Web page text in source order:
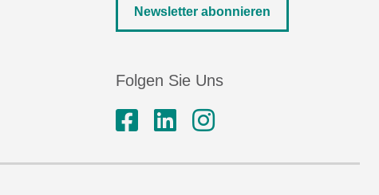
Newsletter abonnieren
Folgen Sie Uns